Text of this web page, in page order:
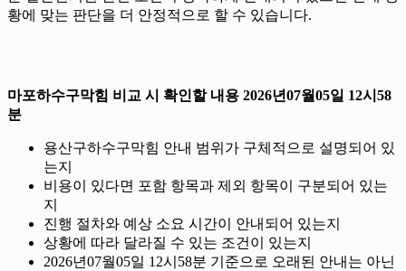
황에 맞는 판단을 더 안정적으로 할 수 있습니다.
마포하수구막힘 비교 시 확인할 내용 2026년07월05일 12시58
분
용산구하수구막힘 안내 범위가 구체적으로 설명되어 있
는지
비용이 있다면 포함 항목과 제외 항목이 구분되어 있는
지
진행 절차와 예상 소요 시간이 안내되어 있는지
상황에 따라 달라질 수 있는 조건이 있는지
2026년07월05일 12시58분 기준으로 오래된 안내는 아닌